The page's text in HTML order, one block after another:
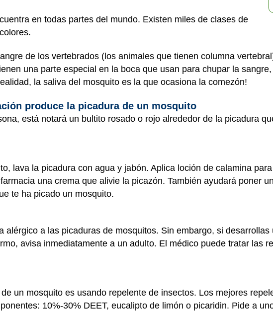
en todas partes del mundo. Existen miles de clases de
de los vertebrados (los animales que tienen columna
una parte especial en la boca que usan para chupar la
la saliva del mosquito es la que ocasiona la comezón!
produce la picadura de un mosquito
está notará un bultito rosado o rojo alrededor de la picadura
lava la picadura con agua y jabón. Aplica loción de calamina
una crema que alivie la picazón. También ayudará poner
te ha picado un mosquito.
alérgico a las picaduras de mosquitos. Sin embargo, si desarrollas
avisa inmediatamente a un adulto. El médico puede tratar las
un mosquito es usando repelente de insectos. Los mejores
10%-30% DEET, eucalipto de limón o picaridin. Pide a